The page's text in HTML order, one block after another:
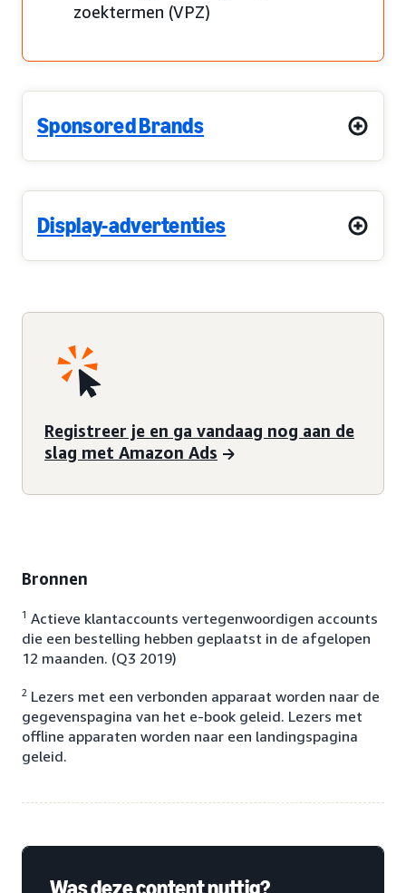
zoektermen (VPZ)
Sponsored Brands
Display-advertenties
Registreer je en ga vandaag nog aan de
slag met Amazon Ads
Bronnen
1 Actieve klantaccounts vertegenwoordigen accounts
die een bestelling hebben geplaatst in de afgelopen
12 maanden. (Q3 2019)
2 Lezers met een verbonden apparaat worden naar de
gegevenspagina van het e-book geleid. Lezers met
offline apparaten worden naar een landingspagina
geleid.